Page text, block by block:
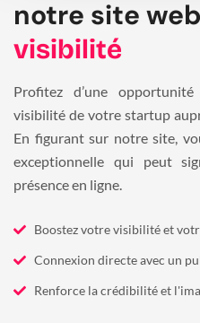
notre site
visibilité
Profitez d’une
visibilité de votre startup
En figurant sur notre site,
exceptionnelle qui peut
présence en ligne.
Boostez votre visibilité et
Connexion directe avec un
Renforce la crédibilité et